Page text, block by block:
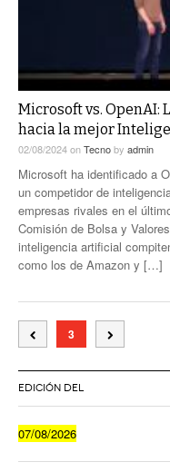
Microsoft vs. OpenAI:
hacia la mejor
02/08/2024onTecnoby admin
Microsoft ha identificado a
un competidor de
empresas rivales en el
Comisión de Bolsa y
inteligencia artificial
como los de Amazon y […]
3
EDICIÓN DEL
07/08/2026